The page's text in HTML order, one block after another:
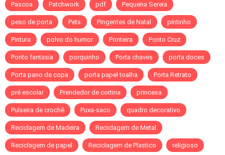
Pascoa Patchwork pdf Pequena Sereia
peso de porta Pets Pingentes de Natal pintinho
Pintura polvo do humor Ponteira Ponto Cruz
Ponto fantasia porquinho Porta chaves porta doces
Porta pano de copa porta papel toalha Porta Retrato
pré escolar Prendedor de cortina princesa
Pulseira de crochê Puxa-saco quadro decorativo
Reciclagem de Madeira Reciclagem de Metal
Reciclagem de papel Reciclagem de Plastico religioso